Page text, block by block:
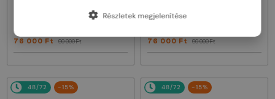
76 000 Ft 90 000 Ft
FE50109F - 016 - 52
76 000 Ft 90 000 Ft
48/72 -15% 48/72 -15%
Részletek megjelenítése